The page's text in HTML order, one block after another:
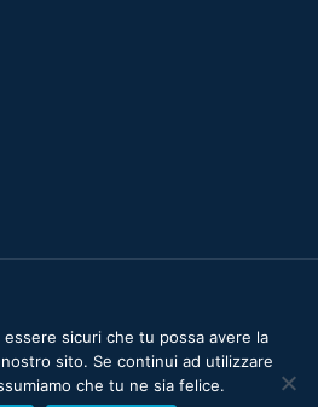
by
Salvatore Cucciuffo Graphic
sicuri che tu possa avere la
sito. Se continui ad utilizzare
che tu ne sia felice.